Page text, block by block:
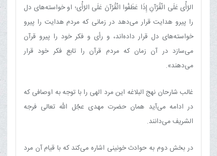
الرَّأْی عَلَی‏ الْقُرْآنِ إِذَا عَطَفُوا الْقُرْآنَ عَلَی‏ الرَّأْی‏؛ او خواسته‌های دل
را پیرو هدایت قرار می‌دهد در زمانی که مردم هدایت را پیرو
خواسته‌های دل قرار داده‌اند، و رأی و فکر خود را پیرو قرآن
می‌سازد در آن زمان که مردم قرآن را تابع فکر خود قرار
می‌دهند».
غالب شارحان نهج البلاغه این مرد الهی را با توجه به اوصافی که
در ادامه می‌آید همان حضرت مهدی عجّل الله تعالی فرجه
الشریف می‌دانند.
در بخش دوم به حوادث خونینی اشاره می‌کند که با قیام آن مرد